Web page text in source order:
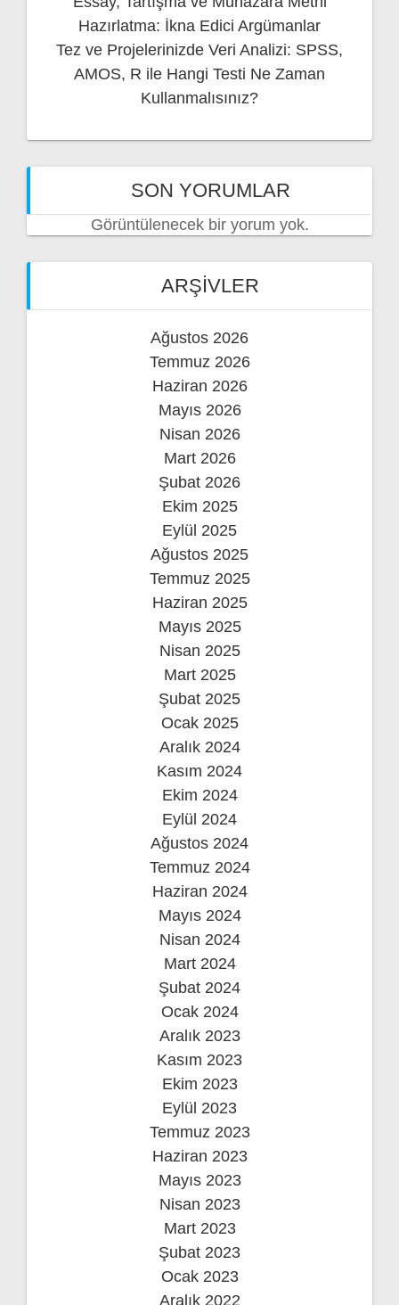
Hazırlatma: İkna Edici Argümanlar
Tez ve Projelerinizde Veri Analizi: SPSS,
AMOS, R ile Hangi Testi Ne Zaman
Kullanmalısınız?
SON YORUMLAR
Görüntülenecek bir yorum yok.
ARŞIVLER
Ağustos 2026
Temmuz 2026
Haziran 2026
Mayıs 2026
Nisan 2026
Mart 2026
Şubat 2026
Ekim 2025
Eylül 2025
Ağustos 2025
Temmuz 2025
Haziran 2025
Mayıs 2025
Nisan 2025
Mart 2025
Şubat 2025
Ocak 2025
Aralık 2024
Kasım 2024
Ekim 2024
Eylül 2024
Ağustos 2024
Temmuz 2024
Haziran 2024
Mayıs 2024
Nisan 2024
Mart 2024
Şubat 2024
Ocak 2024
Aralık 2023
Kasım 2023
Ekim 2023
Eylül 2023
Temmuz 2023
Haziran 2023
Mayıs 2023
Nisan 2023
Mart 2023
Şubat 2023
Ocak 2023
Aralık 2022